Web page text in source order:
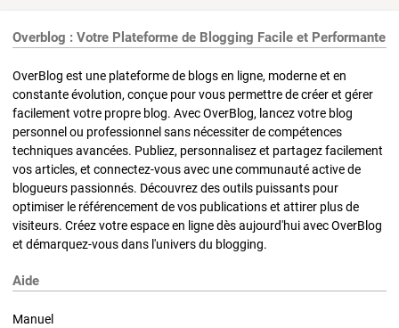
Overblog : Votre Plateforme de Blogging Facile et Performante
OverBlog est une plateforme de blogs en ligne, moderne et en
constante évolution, conçue pour vous permettre de créer et gérer
facilement votre propre blog. Avec OverBlog, lancez votre blog
personnel ou professionnel sans nécessiter de compétences
techniques avancées. Publiez, personnalisez et partagez facilement
vos articles, et connectez-vous avec une communauté active de
blogueurs passionnés. Découvrez des outils puissants pour
optimiser le référencement de vos publications et attirer plus de
visiteurs. Créez votre espace en ligne dès aujourd'hui avec OverBlog
et démarquez-vous dans l'univers du blogging.
Aide
Manuel